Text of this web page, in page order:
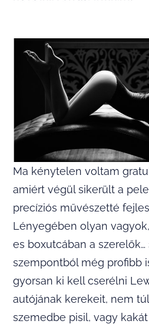
Ma kénytelen voltam
amiért végül sikerült a
precíziós művészetté
Lényegében olyan
es boxutcában a szerelők…
szempontból még profibb
gyorsan ki kell cserélni
autójának kerekeit, nem
szemedbe pisil, vagy